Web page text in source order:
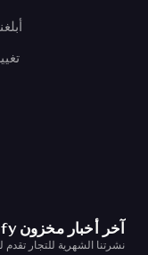
آخر أخبار مخزون Shopify
نشرتنا الشهرية للتجار تقدم